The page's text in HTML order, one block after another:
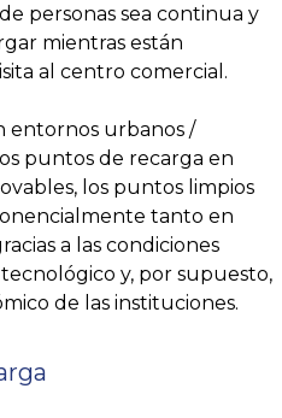
personas sea continua y
mientras están
al centro comercial.
entornos urbanos /
puntos de recarga en
los puntos limpios
tanto en
a las condiciones
y, por supuesto,
de las instituciones.